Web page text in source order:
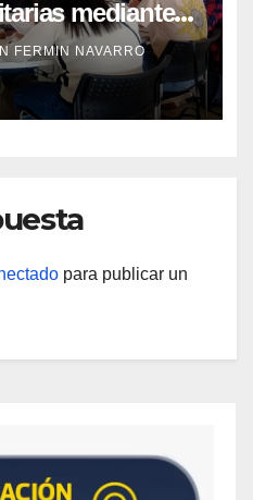
mediante
y la UCV
FERMIN NAVARRO
para publicar un